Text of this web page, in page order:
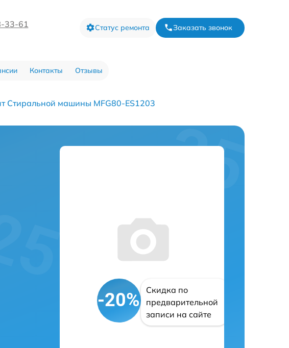
33-61 Статус ремонта Заказать звонок
Контакты Отзывы
Стиральной машины MFG80-ES1203
-20%
Скидка по
предварительной
записи на сайте